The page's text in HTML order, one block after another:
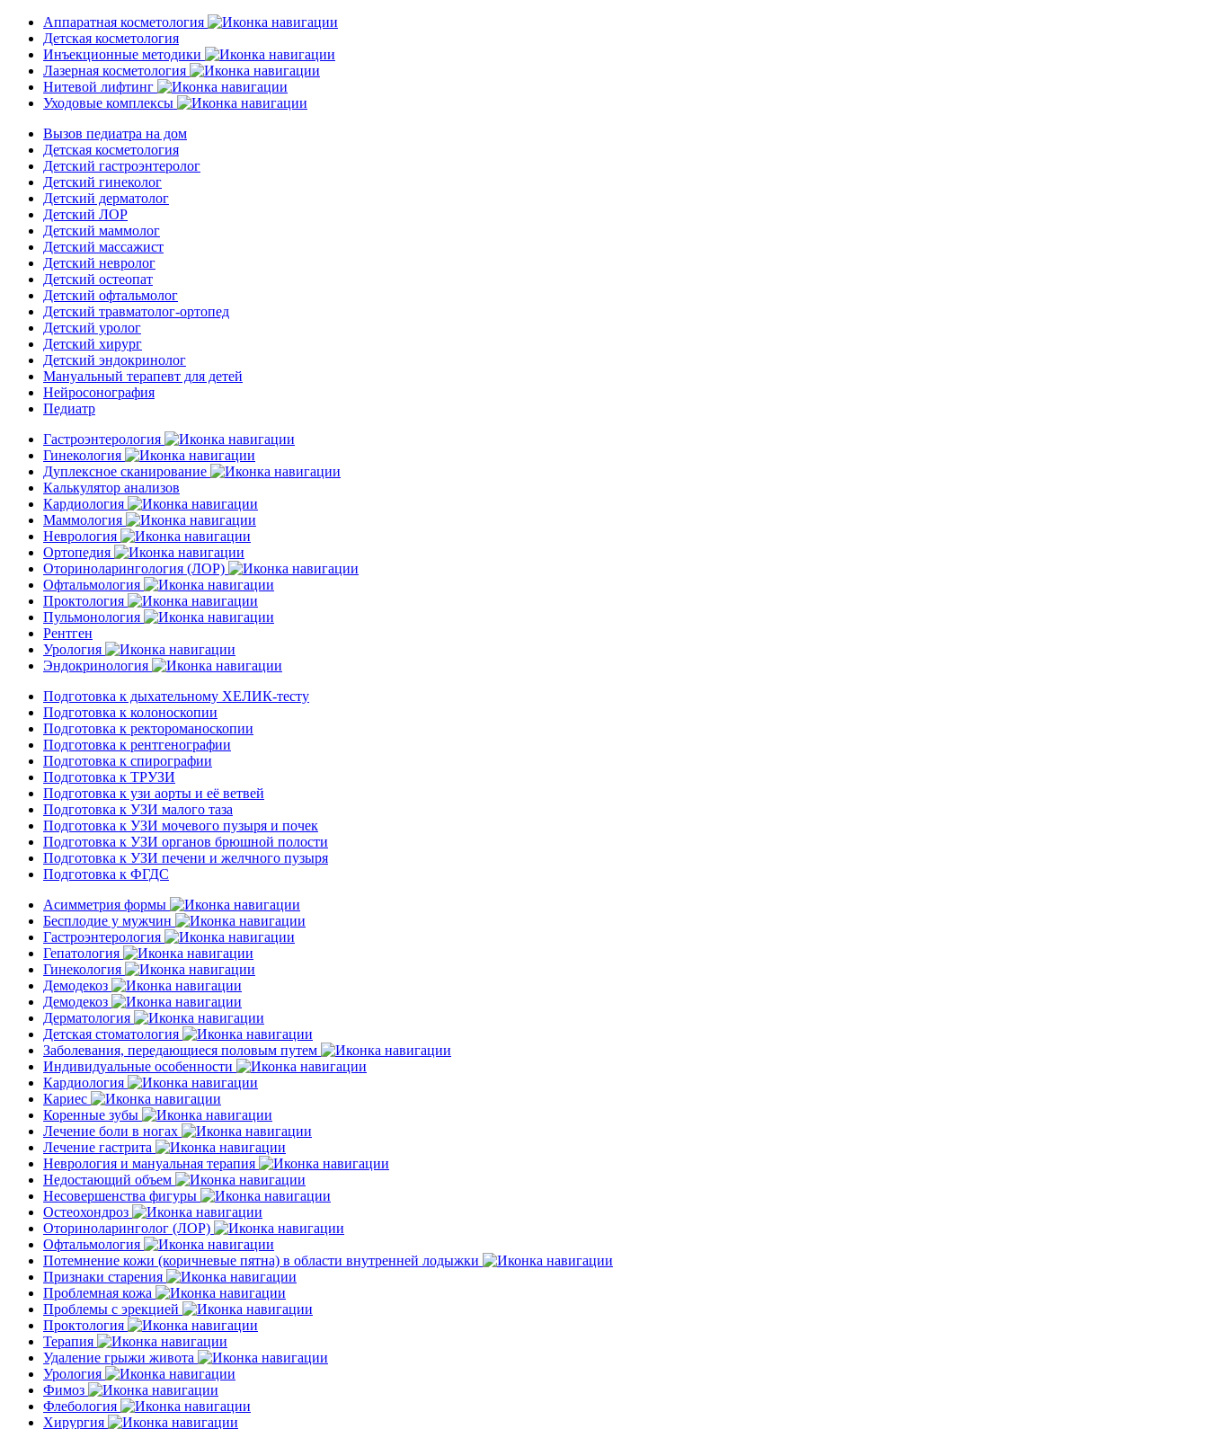
Аппаратная косметология
Детская косметология
Инъекционные методики
Лазерная косметология
Нитевой лифтинг
Уходовые комплексы
Вызов педиатра на дом
Детская косметология
Детский гастроэнтеролог
Детский гинеколог
Детский дерматолог
Детский ЛОР
Детский маммолог
Детский массажист
Детский невролог
Детский остеопат
Детский офтальмолог
Детский травматолог-ортопед
Детский уролог
Детский хирург
Детский эндокринолог
Мануальный терапевт для детей
Нейросонография
Педиатр
Гастроэнтерология
Гинекология
Дуплексное сканирование
Калькулятор анализов
Кардиология
Маммология
Неврология
Ортопедия
Оториноларингология (ЛОР)
Офтальмология
Проктология
Пульмонология
Рентген
Урология
Эндокринология
Подготовка к дыхательному ХЕЛИК-тесту
Подготовка к колоноскопии
Подготовка к ректороманоскопии
Подготовка к рентгенографии
Подготовка к спирографии
Подготовка к ТРУЗИ
Подготовка к узи аорты и её ветвей
Подготовка к УЗИ малого таза
Подготовка к УЗИ мочевого пузыря и почек
Подготовка к УЗИ органов брюшной полости
Подготовка к УЗИ печени и желчного пузыря
Подготовка к ФГДС
Асимметрия формы
Бесплодие у мужчин
Гастроэнтерология
Гепатология
Гинекология
Демодекоз
Демодекоз
Дерматология
Детская стоматология
Заболевания, передающиеся половым путем
Индивидуальные особенности
Кардиология
Кариес
Коренные зубы
Лечение боли в ногах
Лечение гастрита
Неврология и мануальная терапия
Недостающий объем
Несовершенства фигуры
Остеохондроз
Оториноларинголог (ЛОР)
Офтальмология
Потемнение кожи (коричневые пятна) в области внутренней лодыжки
Признаки старения
Проблемная кожа
Проблемы с эрекцией
Проктология
Терапия
Удаление грыжи живота
Урология
Фимоз
Флебология
Хирургия